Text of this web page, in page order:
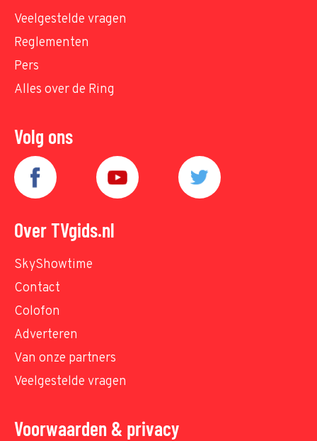
Veelgestelde vragen
Reglementen
Pers
Alles over de Ring
Volg ons
Over TVgids.nl
SkyShowtime
Contact
Colofon
Adverteren
Van onze partners
Veelgestelde vragen
Voorwaarden & privacy